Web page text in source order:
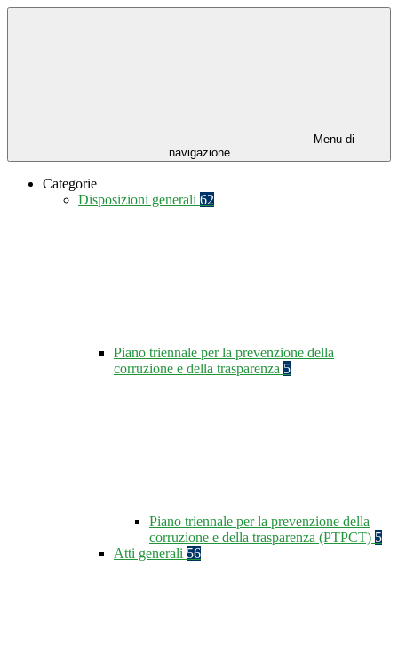
Menu di
navigazione
Categorie
Disposizioni generali 62
Piano triennale per la prevenzione della
corruzione e della trasparenza 5
Piano triennale per la prevenzione della
corruzione e della trasparenza (PTPCT) 5
Atti generali 56